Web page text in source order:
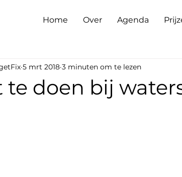
Home Over Agenda
te doen bij
5 mrt 2018 3 minuten om te lezen